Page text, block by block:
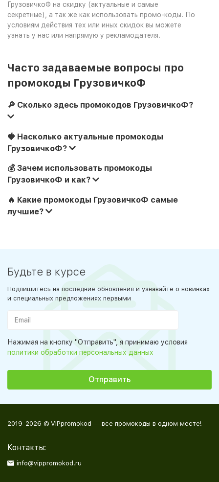
ГрузовичкоФ на скидку (актуальные и самые
секретные), а так же как использовать промо-коды. По
условиям действия тех или иных скидок вы можете
узнать у нас или напрямую у рекламодателя.
Часто задаваемые вопросы про
промокоды ГрузовичкоФ
🔎 Сколько здесь промокодов ГрузовичкоФ?
🍓 Насколько актуальные промокоды
ГрузовичкоФ?
💰 Зачем использовать промокоды
ГрузовичкоФ и как?
🔥 Какие промокоды ГрузовичкоФ самые
лучшие?
Будьте в курсе
Подпишитесь на последние обновления и узнавайте о новинках
и специальных предложениях первыми
Нажимая на кнопку "Отправить", я принимаю условия
политики обработки персональных данных
2019-2026 © VIPpromokod — все промокоды в одном месте!
Контакты:
info@vippromokod.ru